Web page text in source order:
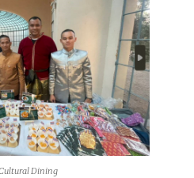
Dining